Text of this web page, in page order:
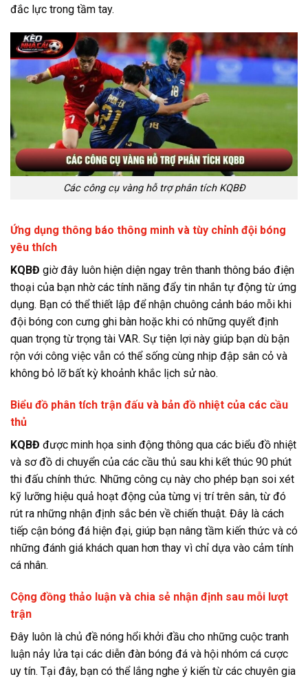
đắc lực trong tầm tay.
Các công cụ vàng hỗ trợ phân tích KQBĐ
Ứng dụng thông báo thông minh và tùy chỉnh đội bóng
yêu thích
KQBĐ giờ đây luôn hiện diện ngay trên thanh thông báo điện
thoại của bạn nhờ các tính năng đẩy tin nhắn tự động từ ứng
dụng. Bạn có thể thiết lập để nhận chuông cảnh báo mỗi khi
đội bóng con cưng ghi bàn hoặc khi có những quyết định
quan trọng từ trọng tài VAR. Sự tiện lợi này giúp bạn dù bận
rộn với công việc vẫn có thể sống cùng nhịp đập sân cỏ và
không bỏ lỡ bất kỳ khoảnh khắc lịch sử nào.
Biểu đồ phân tích trận đấu và bản đồ nhiệt của các cầu
thủ
KQBĐ được minh họa sinh động thông qua các biểu đồ nhiệt
và sơ đồ di chuyển của các cầu thủ sau khi kết thúc 90 phút
thi đấu chính thức. Những công cụ này cho phép bạn soi xét
kỹ lưỡng hiệu quả hoạt động của từng vị trí trên sân, từ đó
rút ra những nhận định sắc bén về chiến thuật. Đây là cách
tiếp cận bóng đá hiện đại, giúp bạn nâng tầm kiến thức và có
những đánh giá khách quan hơn thay vì chỉ dựa vào cảm tính
cá nhân.
Cộng đồng thảo luận và chia sẻ nhận định sau mỗi lượt
trận
Đây luôn là chủ đề nóng hổi khởi đầu cho những cuộc tranh
luận nảy lửa tại các diễn đàn bóng đá và hội nhóm cá cược
uy tín. Tại đây, bạn có thể lắng nghe ý kiến từ các chuyên gia